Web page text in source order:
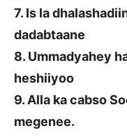
7. Is la
dadabtaane
8. Ummadyahey
heshiiyoo
9. Alla ka cabso
megenee.